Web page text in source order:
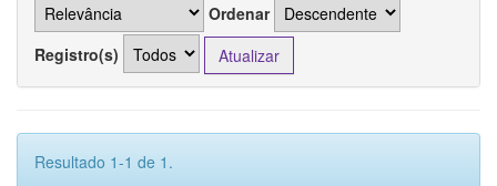
Ordenar
Registro(s)
Resultado 1-1 de 1.